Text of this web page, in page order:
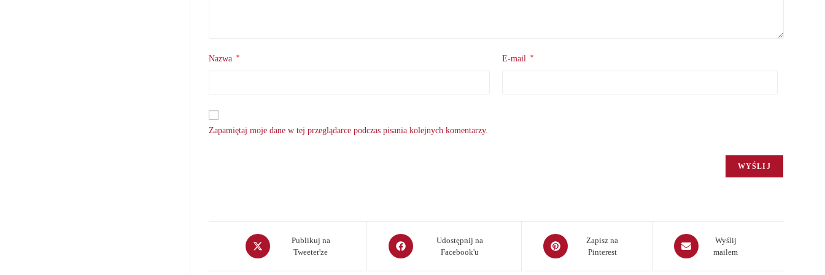
Nazwa * E-mail *
Zapamiętaj moje dane w tej przeglądarce podczas pisania kolejnych komentarzy.
Opens
in
Publikuj na
Tweeter'ze
Opens
in
Udostępnij na
Facebook'u
Opens
in
Zapisz na
Pinterest
Opens
in
Wyślij
mailem